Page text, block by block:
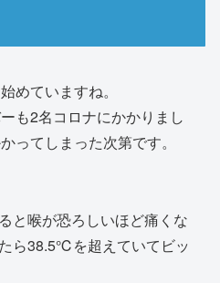
めていますね。
も2名コロナにかかりまし
ってしまった次第です。
と喉が恐ろしいほど痛くな
ら38.5℃を超えていてビッ